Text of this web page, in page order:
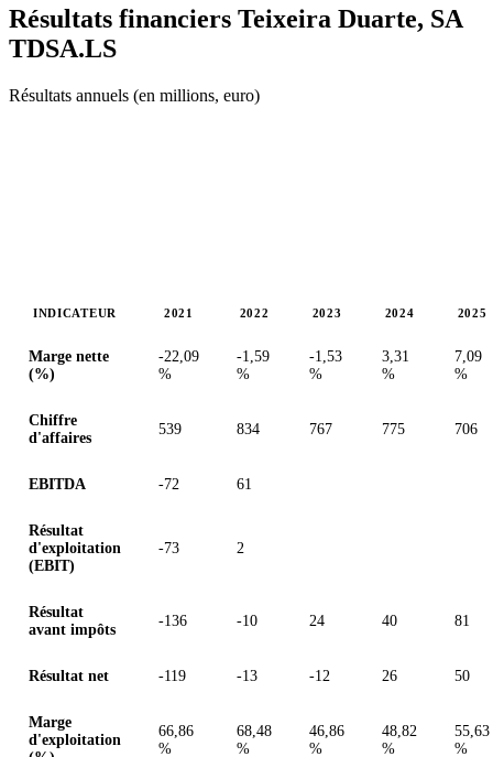
Résultats financiers Teixeira Duarte, SA
TDSA.LS
Résultats annuels (en millions, euro)
INDICATEUR 2021 2022 2023 2024 2025
Marge nette
(%)
-22,09
%
-1,59
%
-1,53
%
3,31
%
7,09
%
Chiffre
d'affaires
539 834 767 775 706
EBITDA -72 61
Résultat
d'exploitation
(EBIT)
-73 2
Résultat
avant impôts
-136 -10 24 40 81
Résultat net -119 -13 -12 26 50
Marge
d'exploitation
66,86
%
68,48
%
46,86
%
48,82
%
55,63
%